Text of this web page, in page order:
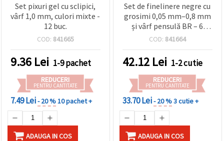
Set pixuri gel cu sclipici,
vârf 1,0 mm, culori mixte -
12 buc.
COD: 841665
9.36 Lei 1-9 pachet
REDUCERI
PENTRU CANTITATE
7.49 Lei- 20 %10 pachet +
ADAUGA IN COS
Set de finelinere negre cu
grosimi 0,05 mm–0,8 mm
și vârf pensulă BR – 6
bucăți
COD: 841664
42.12 Lei 1-2 cutie
REDUCERI
PENTRU CANTITATE
33.70 Lei- 20 %3 cutie +
ADAUGA IN COS